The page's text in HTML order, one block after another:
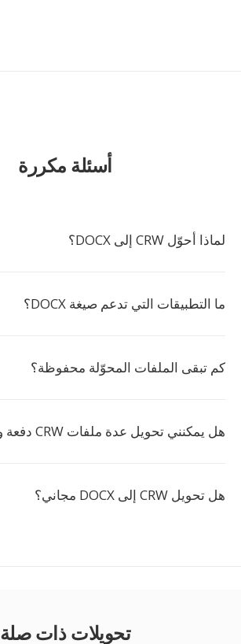
أسئلة مكررة
لماذا أحوّل CRW إلى DOCX؟
ما التطبيقات التي تدعم صيغة DOCX؟
كم تبقى الملفات المحوّلة محفوظة؟
هل يمكنني تحويل عدة ملفات CRW دفعة واحدة؟
هل تحويل CRW إلى DOCX مجاني؟
تحويلات ذات صلة